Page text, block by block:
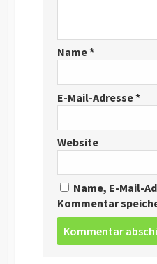
Name*
E-Mail-Adresse*
Website
Name, E-Mail-
Kommentar